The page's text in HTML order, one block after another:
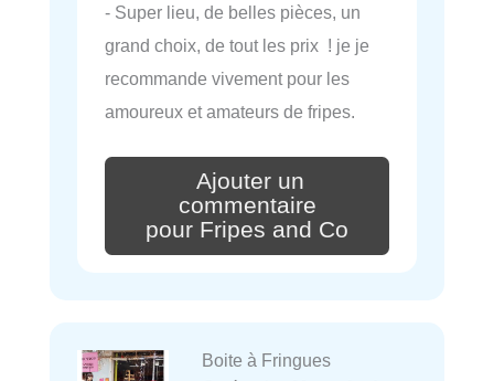
- Super lieu, de belles pièces, un
grand choix, de tout les prix ! je je
recommande vivement pour les
amoureux et amateurs de fripes.
Ajouter un
commentaire
pour Fripes and Co
Boite à Fringues